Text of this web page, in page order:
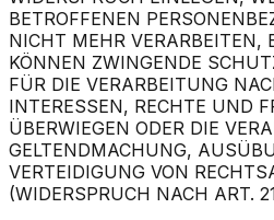
BETROFFENEN
NICHT MEHR VERARBEITEN,
KÖNNEN ZWINGENDE
FÜR DIE VERARBEITUNG
INTERESSEN, RECHTE UND
ÜBERWIEGEN ODER DIE
GELTENDMACHUNG,
VERTEIDIGUNG VON
(WIDERSPRUCH NACH ART.